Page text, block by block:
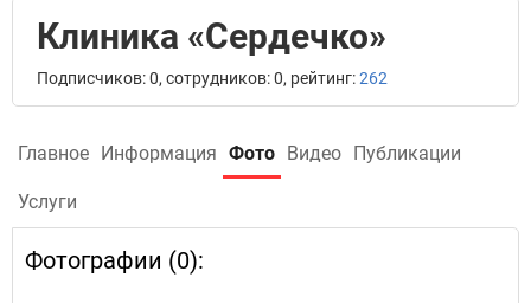
Клиника «Сердечко»
Подписчиков: 0, сотрудников: 0, рейтинг:262
Главное Информация Фото Видео Публикации
Услуги
Фотографии (0):